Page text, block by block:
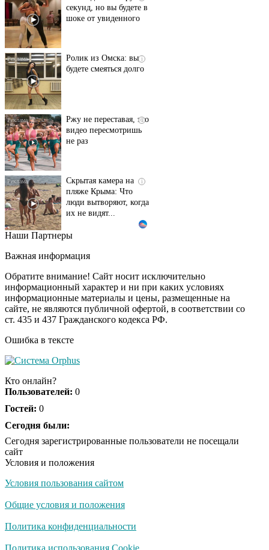
секунд, но вы будете в
шоке от увиденного
i
Ролик из Омска: вы
будете смеяться долго
i
Ржу не переставая, это
видео пересмотришь
не раз
i
Скрытая камера на
пляже Крыма: Что
люди вытворяют, когда
их не видят...
Ролик длится
смеяться вы будете
i
Королева вагона
отожгла! Видео не
оставит равнодушным
Экс-бойфренд дочери
Наши Партнеры
Важная информация
Обратите внимание! Сайт носит исключительно
информационный характер и ни при каких условиях
информационные материалы и цены, размещенные на
сайте, не являются публичной офертой, в соответствии со
ст. 435 и 437 Гражданского кодекса РФ.
Ошибка в тексте
Кто онлайн?
Пользователей: 0
Гостей: 0
Сегодня были:
Сегодня зарегистрированные пользователи не посещали
сайт
Условия и положения
Условия пользования сайтом
Общие условия и положения
Политика конфиденциальности
Политика использования Cookie